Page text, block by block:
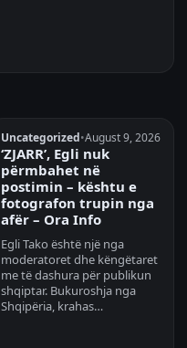
Uncategorized•August 9, 2026
‘ZJARR’, Egli nuk
përmbahet në
postimin – kështu e
fotografon trupin nga
afër – Ora Info
Egli Tako është një nga
moderatoret dhe këngëtaret
me të dashura për publikun
shqiptar. Bukuroshja nga
Shqipëria, krahas…